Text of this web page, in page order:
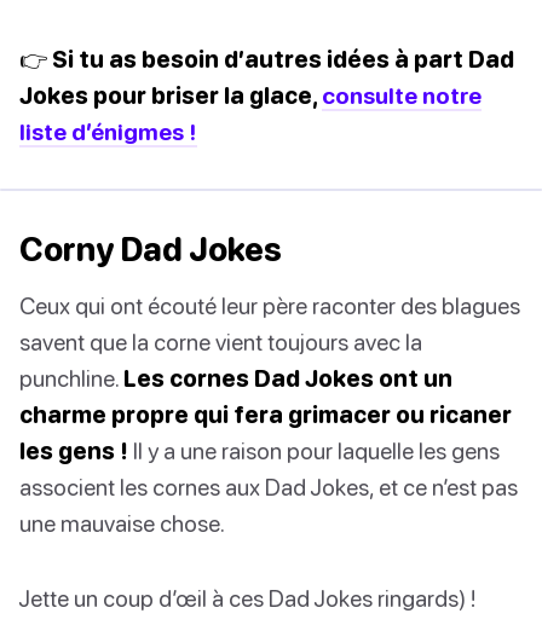
👉 Si tu as besoin d’autres idées à part Dad
Jokes pour briser la glace, consulte notre
liste d’énigmes !
Corny Dad Jokes
Ceux qui ont écouté leur père raconter des blagues
savent que la corne vient toujours avec la
punchline. Les cornes Dad Jokes ont un
charme propre qui fera grimacer ou ricaner
les gens ! Il y a une raison pour laquelle les gens
associent les cornes aux Dad Jokes, et ce n’est pas
une mauvaise chose.
Jette un coup d’œil à ces Dad Jokes ringards) !